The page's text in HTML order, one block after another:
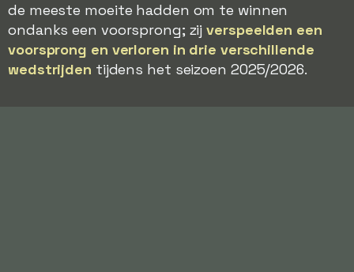
de meeste moeite hadden om te winnen
ondanks een voorsprong; zijverspeelden een
voorsprong en verloren in drie verschillende
wedstrijden tijdens het seizoen 2025/2026.